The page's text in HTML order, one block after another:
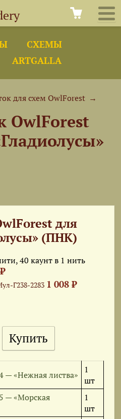
СХЕМЫ
ARTGALLA
для схем OwlForest →
OwlForest
для
(ПНК)
40 каунт в 1 нить
Г238-2283 1 008 ₽
— «Нежная листва»
1
шт
— «Морская
1
шт